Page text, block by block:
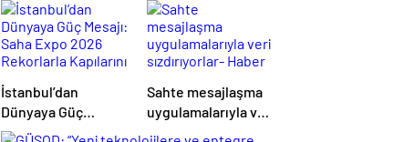
İstanbul’dan
Dünyaya Güç
Mesajı: Saha Expo
Sahte mesajlaşma
uygulamalarıyla veri
sızdırıyorlar- Haber